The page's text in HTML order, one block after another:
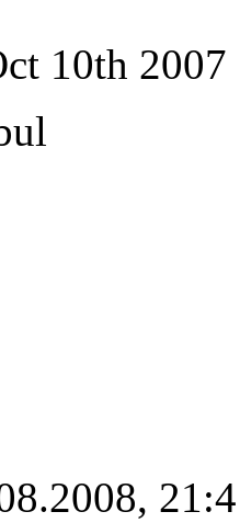
10th 2007